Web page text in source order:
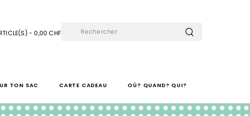
- 0,00 CHF
TON SAC CARTE CADEAU OÙ? QUAND? QUI?